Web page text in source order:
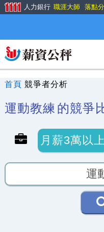
人力銀行 職涯大師 落點
首頁 競爭者分析
運動教練 的競爭
月薪3萬以上